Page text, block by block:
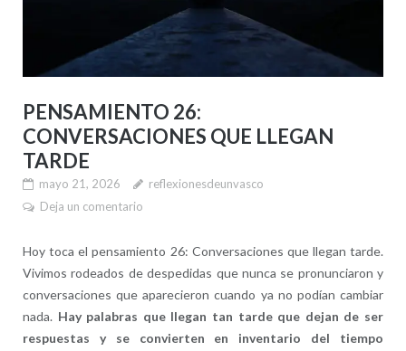
PENSAMIENTO 26:
CONVERSACIONES QUE LLEGAN
TARDE
mayo 21, 2026
reflexionesdeunvasco
Deja un comentario
Hoy toca el pensamiento 26: Conversaciones que llegan tarde.
Vivimos rodeados de despedidas que nunca se pronunciaron y
conversaciones que aparecieron cuando ya no podían cambiar
nada. Hay palabras que llegan tan tarde que dejan de ser
respuestas y se convierten en inventario del tiempo